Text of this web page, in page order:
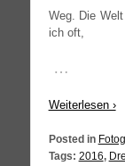
Weg. Die
ich oft,
…
Wei­ter­le­sen ›
Posted in
Tags: 2016,